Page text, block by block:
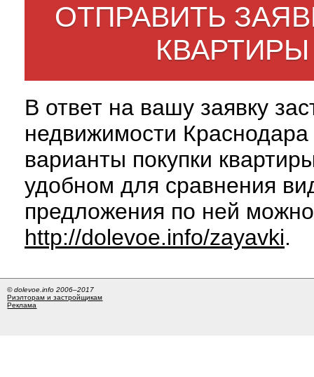
ОТПРАВИТЬ
В ответ на вашу заявку
недвижимости
варианты покупки
удобном для сравнения
предложения по ней
http://dolevoe.info/zayavki.
© dolevoe.info 2006–2017
Риэлторам и застройщикам
Реклама